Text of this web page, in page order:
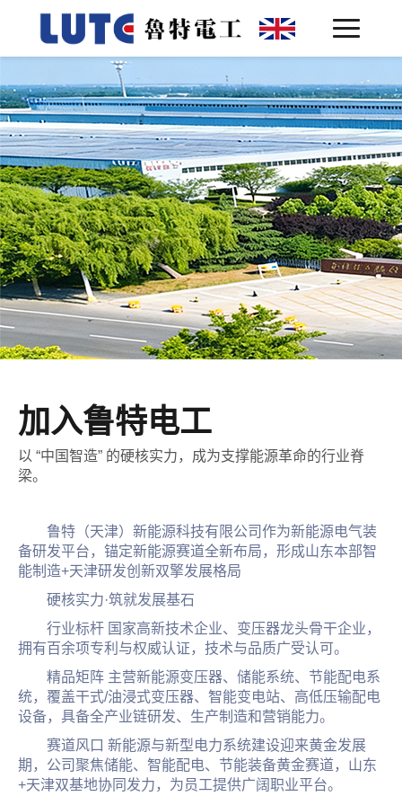
网站首页
关于鲁特 ▾
产品中心 ▾
客户案例
技术实力
加入鲁特电工
以 “中国智造” 的硬核实力，成为支撑能源革命的行业脊
梁。
鲁特（天津）新能源科技有限公司作为新能源电气装
备研发平台，锚定新能源赛道全新布局，形成山东本部智
能制造+天津研发创新双擎发展格局
硬核实力·筑就发展基石
行业标杆 国家高新技术企业、变压器龙头骨干企业，
拥有百余项专利与权威认证，技术与品质广受认可。
精品矩阵 主营新能源变压器、储能系统、节能配电系
统，覆盖干式/油浸式变压器、智能变电站、高低压输配电
设备，具备全产业链研发、生产制造和营销能力。
赛道风口 新能源与新型电力系统建设迎来黄金发展
期，公司聚焦储能、智能配电、节能装备黄金赛道，山东
+天津双基地协同发力，为员工提供广阔职业平台。